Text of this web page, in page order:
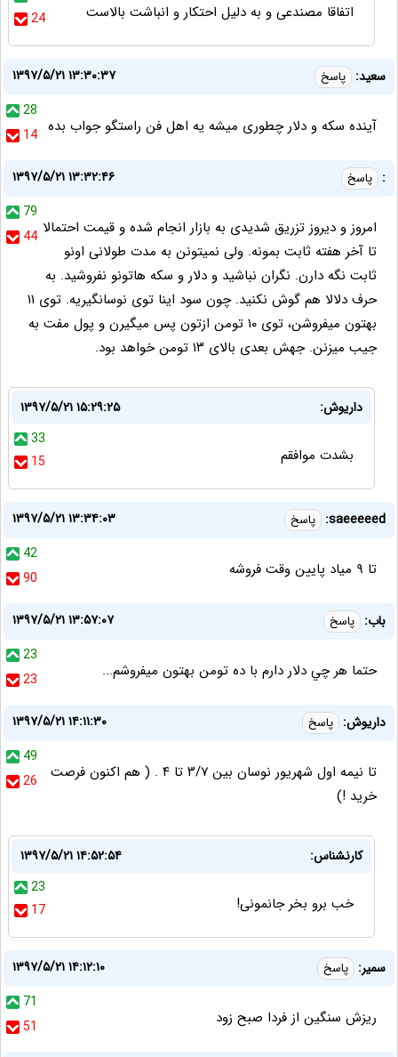
24
اتفاقا مصندعی و به دلیل احتکار و انباشت بالاست
سعید: پاسخ
۱۳۹۷/۵/۲۱ ۱۳:۳۰:۳۷
28
14 آینده سکه و دلار چطوری میشه یه اهل فن راستگو جواب بده
: پاسخ
۱۳۹۷/۵/۲۱ ۱۳:۳۲:۴۶
79
44 امروز و دیروز تزریق شدیدی به بازار انجام شده و قیمت احتمالا
تا آخر هفته ثابت بمونه. ولی نمیتونن به مدت طولانی اونو
ثابت نگه دارن. نگران نباشید و دلار و سکه هاتونو نفروشید. به
حرف دلالا هم گوش نکنید. چون سود اینا توی نوسانگیریه. توی ۱۱
بهتون میفروشن، توی ۱۰ تومن ازتون پس میگیرن و پول مفت به
جیب میزنن. جهش بعدی بالای ۱۳ تومن خواهد بود.
داریوش:
۱۳۹۷/۵/۲۱ ۱۵:۲۹:۲۵
33
15
بشدت موافقم
saeeeeed: پاسخ
۱۳۹۷/۵/۲۱ ۱۳:۳۴:۰۳
42
90
تا ۹ میاد پایین وقت فروشه
باب: پاسخ
۱۳۹۷/۵/۲۱ ۱۳:۵۷:۰۷
23
23
حتما هر چي دلار دارم با ده تومن بهتون ميفروشم...
داریوش: پاسخ
۱۳۹۷/۵/۲۱ ۱۴:۱۱:۳۰
49
26
تا نیمه اول شهریور نوسان بین ۳/۷ تا ۴ . ( هم اکنون فرصت
خرید !)
کارنشناس:
۱۳۹۷/۵/۲۱ ۱۴:۵۲:۵۴
23
17
خب برو بخر جانمونی!
سمیر: پاسخ
۱۳۹۷/۵/۲۱ ۱۴:۱۲:۱۰
71
51
ریزش سنگین از فردا صبح زود